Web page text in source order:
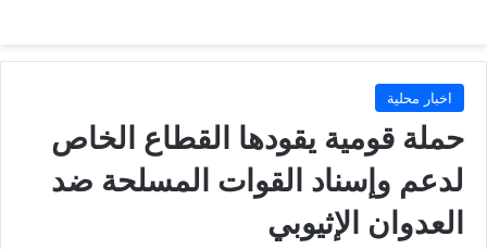
اخبار محلية
حملة قومية يقودها القطاع الخاص
لدعم وإسناد القوات المسلحة ضد
العدوان الإثيوبي